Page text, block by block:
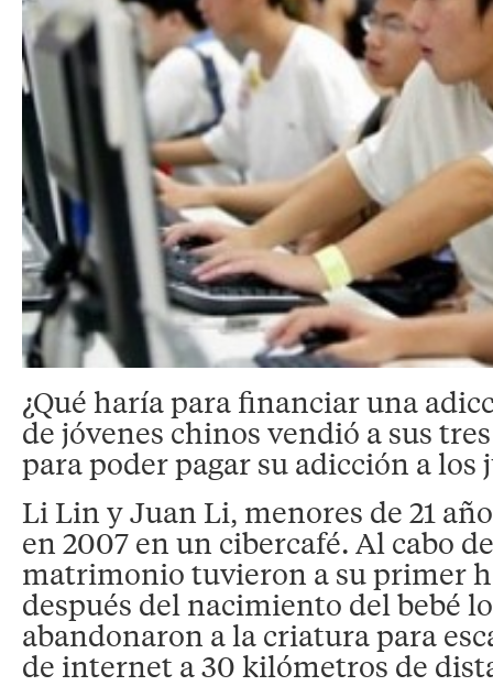
¿Qué haría para financiar una
de jóvenes chinos vendió a sus
para poder pagar su adicción a los
Li Lin y Juan Li, menores de 21
en 2007 en un cibercafé. Al cabo
matrimonio tuvieron a su primer
después del nacimiento del bebé
abandonaron a la criatura para
de internet a 30 kilómetros de